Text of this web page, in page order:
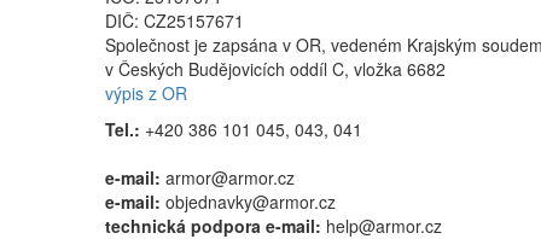
DIČ: CZ25157671
Společnost je zapsána v OR, vedeném Krajským
v Českých Budějovicích oddíl C, vložka 6682
výpis z OR
Tel.: +420 386 101 045, 043, 041
e-mail: armor@armor.cz
e-mail: objednavky@armor.cz
technická podpora e-mail: help@armor.cz